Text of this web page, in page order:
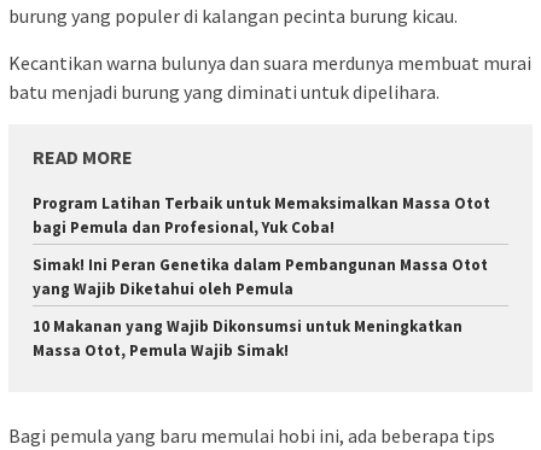
burung yang populer di kalangan pecinta burung kicau.
Kecantikan warna bulunya dan suara merdunya membuat murai
batu menjadi burung yang diminati untuk dipelihara.
READ MORE
Program Latihan Terbaik untuk Memaksimalkan Massa Otot
bagi Pemula dan Profesional, Yuk Coba!
Simak! Ini Peran Genetika dalam Pembangunan Massa Otot
yang Wajib Diketahui oleh Pemula
10 Makanan yang Wajib Dikonsumsi untuk Meningkatkan
Massa Otot, Pemula Wajib Simak!
Bagi pemula yang baru memulai hobi ini, ada beberapa tips